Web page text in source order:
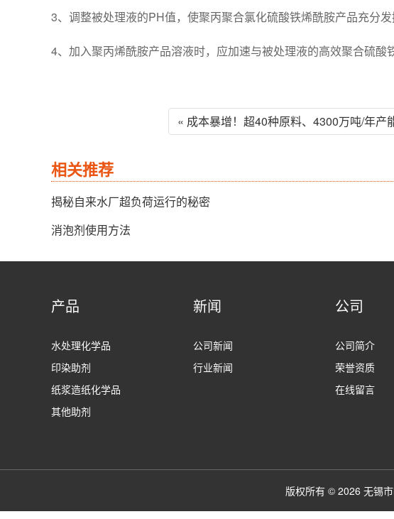
3、调整被处理液的PH值，使聚丙聚合氯化硫酸铁烯酰胺产品充分
4、加入聚丙烯酰胺产品溶液时，应加速与被处理液的高效聚合硫
« 成本暴增！超40种原料、4300万吨/年产
相关推荐
揭秘自来水厂超负荷运行的秘密
消泡剂使用方法
产品
水处理化学品
印染助剂
纸浆造纸化学品
其他助剂
新闻
公司新闻
行业新闻
公司
公司简介
荣誉资质
在线留言
版权所有 © 2026 无锡